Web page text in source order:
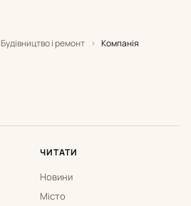
Будівництво і ремонт › Компанія
ЧИТАТИ
Новини
Місто